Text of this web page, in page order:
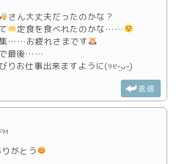
さん大丈夫だったのかな？
定食を食べれたのかな……
……お疲れさまです
で最後……
りお仕事出来ますように(୨୧ᵕ̤ᴗᵕ̤)
返信
がとう